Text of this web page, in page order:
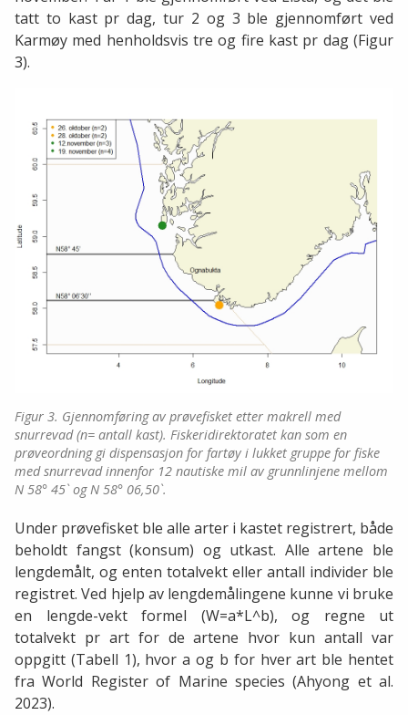
tatt to kast pr dag, tur 2 og 3 ble gjennomført ved
Karmøy med henholdsvis tre og fire kast pr dag (Figur
3).
Figur 3. Gjennomføring av prøvefisket etter makrell med
snurrevad (n= antall kast). Fiskeridirektoratet kan som en
prøveordning gi dispensasjon for fartøy i lukket gruppe for fiske
med snurrevad innenfor 12 nautiske mil av grunnlinjene mellom
N 58° 45` og N 58° 06,50`.
Under prøvefisket ble alle arter i kastet registrert, både
beholdt fangst (konsum) og utkast. Alle artene ble
lengdemålt, og enten totalvekt eller antall individer ble
registret. Ved hjelp av lengdemålingene kunne vi bruke
en lengde-vekt formel (W=a*L^b), og regne ut
totalvekt pr art for de artene hvor kun antall var
oppgitt (Tabell 1), hvor a og b for hver art ble hentet
fra World Register of Marine species (Ahyong et al.
2023).